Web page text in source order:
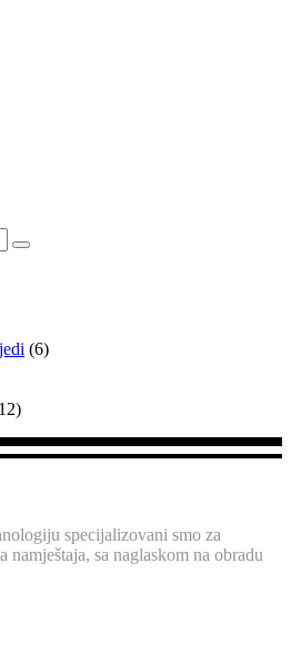
(6)
specijalizovani smo za
sa naglaskom na obradu